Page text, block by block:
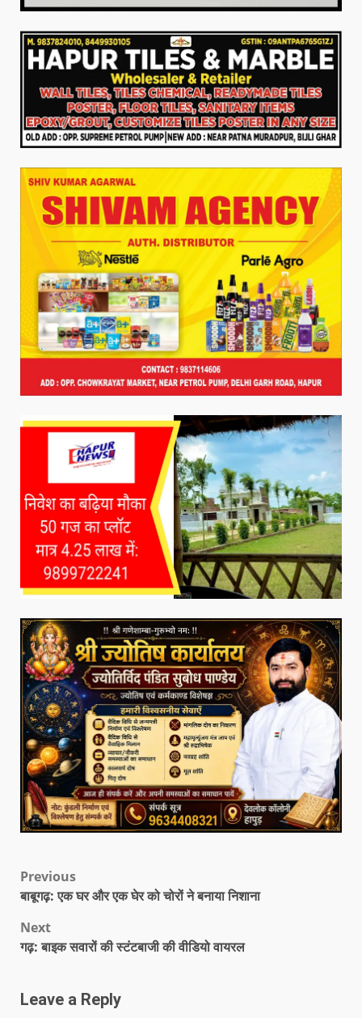
Previous
बाबूगढ़: एक घर और एक घेर को चोरों ने बनाया निशाना
Next
गढ़: बाइक सवारों की स्टंटबाजी की वीडियो वायरल
Leave a Reply